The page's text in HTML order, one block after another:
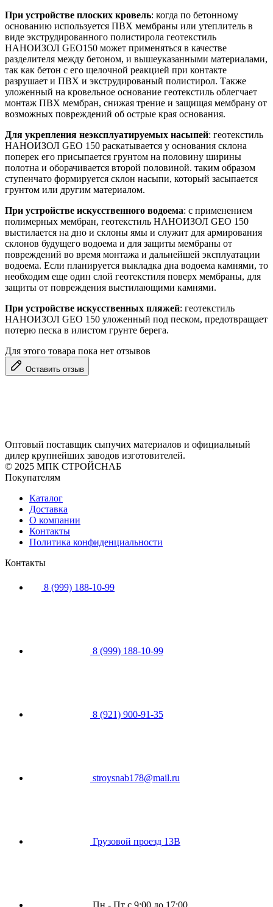
При устройстве плоских кровель: когда по бетонному
основанию используется ПВХ мембраны или утеплитель в
виде экструдированного полистирола геотекстиль
НАНОИЗОЛ GEO150 может применяться в качестве
разделителя между бетоном, и вышеуказанными материалами,
так как бетон с его щелочной реакцией при контакте
разрушает и ПВХ и экструдированый полистирол. Также
уложенный на кровельное основание геотекстиль облегчает
монтаж ПВХ мембран, снижая трение и защищая мембрану от
возможных повреждений об острые края основания.
Для укрепления неэксплуатируемых насыпей: геотекстиль
НАНОИЗОЛ GEO 150 раскатывается у основания склона
поперек его присыпается грунтом на половину ширины
полотна и оборачивается второй половиной. таким образом
ступенчато формируется склон насыпи, который засыпается
грунтом или другим материалом.
При устройстве искусственного водоема: с применением
полимерных мембран, геотекстиль НАНОИЗОЛ GEO 150
выстилается на дно и склоны ямы и служит для армирования
склонов будущего водоема и для защиты мембраны от
повреждений во время монтажа и дальнейшей эксплуатации
водоема. Если планируется выкладка дна водоема камнями, то
необходим еще один слой геотекстиля поверх мембраны, для
защиты от повреждения выстилающими камнями.
При устройстве искусственных пляжей: геотекстиль
НАНОИЗОЛ GEO 150 уложенный под песком, предотвращает
потерю песка в илистом грунте берега.
Для этого товара пока нет отзывов
Оставить отзыв
Оптовый поставщик сыпучих материалов и официальный
дилер крупнейших заводов изготовителей.
© 2025 МПК СТРОЙСНАБ
Покупателям
Каталог
Доставка
О компании
Контакты
Политика конфиденциальности
Контакты
8 (999) 188-10-99
8 (999) 188-10-99
8 (921) 900-91-35
stroysnab178@mail.ru
Грузовой проезд 13В
Пн - Пт с 9:00 до 17:00